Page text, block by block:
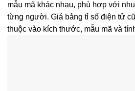
mẫu mã khác nhau, phù hợp với
từng người. Giá bảng tỉ số điện tử
thuộc vào kích thước, mẫu mã và